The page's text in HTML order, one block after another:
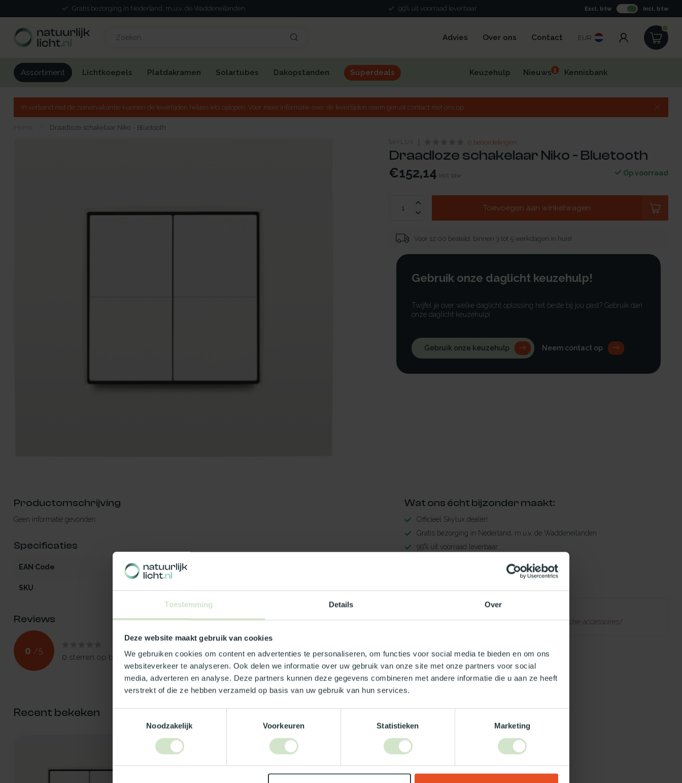
Toestemming Details Over
Deze website maakt gebruik van cookies
We gebruiken cookies om content en advertenties te personaliseren, om functies voor social media te bieden en om ons
websiteverkeer te analyseren. Ook delen we informatie over uw gebruik van onze site met onze partners voor social
media, adverteren en analyse. Deze partners kunnen deze gegevens combineren met andere informatie die u aan ze heeft
verstrekt of die ze hebben verzameld op basis van uw gebruik van hun services.
Noodzakelijk
Voorkeuren Statistieken Marketing
Gratis bezorging in Nederland, m.u.v. de Waddeneilanden 99% uit voorraad leverbaar Excl. btw Incl. btw
Advies Over ons Contact EUR
Assortiment Lichtkoepels Platdakramen Solartubes Dakopstanden Superdeals Keuzehulp Nieuws1 Kennisbank
In verband met de zomervakantie kunnen de levertijden helaas iets oplopen. Voor meer informatie over de levertijden neem gerust contact met ons op.
Home Draadloze schakelaar Niko - Bluetooth
SKYLUX 0 beoordelingen
Draadloze schakelaar Niko - Bluetooth
€152,14 Incl. btw Op voorraad
Toevoegen aan winkelwagen
Voor 12:00 besteld, binnen 3 tot 5 werkdagen in huis!
Gebruik onze daglicht keuzehulp!
Twijfel je over welke daglicht oplossing het beste bij jou past? Gebruik dan
onze daglicht keuzehulp!
Gebruik onze keuzehulp Neem contact op
Productomschrijving
Geen informatie gevonden
Specificaties
EAN Code 5412970825036
SKU
Reviews
0 /5
0 sterren op basis van0beoordelingen
Je beoordeling toevoegen
Wat ons écht bijzonder maakt:
Officieel Skylux dealer!
Gratis bezorging in Nederland, m.u.v. de Waddeneilanden
99% uit voorraad leverbaar
TypeError: Failed to fetch
https://www.natuurlijklicht.nl/accessoires/elektrische-accessoires/
Recent bekeken